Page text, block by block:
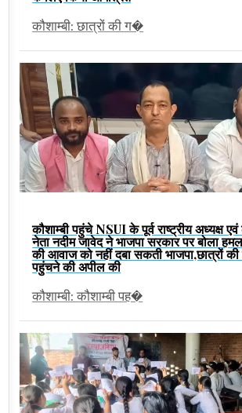
कौशाम्बी: छात्रों की ग�
कौशाम्बी पहुंचे NSUI के पूर्व राष्ट्रीय अध्यक्ष
नेता नदीम जावेद ने भाजपा सरकार पर बोला
की आवाज को नहीं दबा सकती भाजपा,छात्रों
पहुंचने की अपील की
कौशाम्बी: कौशाम्बी पह�